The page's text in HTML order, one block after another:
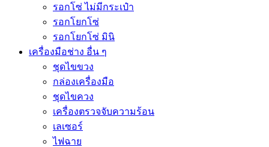
รอกโซ่ ไม่มีกระเป๋า
รอกโยกโซ่
รอกโยกโซ่ มินิ
เครื่องมือช่าง อื่น ๆ
ชุดไขขวง
กล่องเครื่องมือ
ชุดไขควง
เครื่องตรวจจับความร้อน
เลเซอร์
ไฟฉาย